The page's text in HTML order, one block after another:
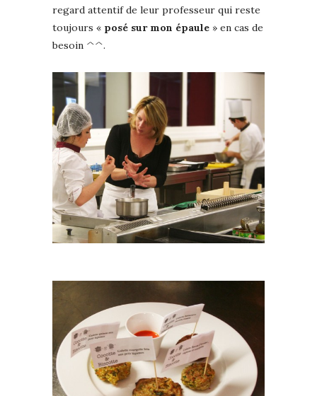
regard attentif de leur professeur qui reste
toujours « posé sur mon épaule » en cas de
besoin ^^.